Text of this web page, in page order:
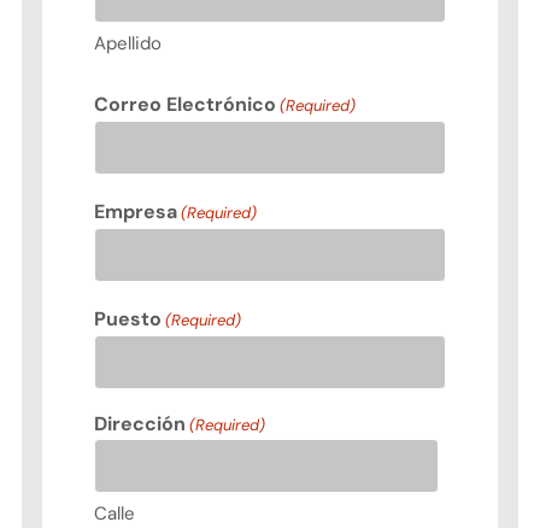
Diplomado en Gas LP
Contacto
Apellido
Correo Electrónico (Required)
Empresa(Required)
Puesto (Required)
Dirección (Required)
Calle